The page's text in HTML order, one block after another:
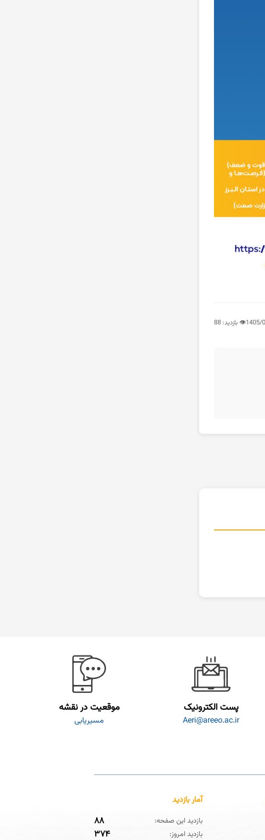
👁️ بازدید: 88
پست الکترونیک
Aeri@areeo.ac.ir
موقعیت در نقشه
مسیریابی
آمار بازدید
بازدید این صفحه: ۸۸
بازدید امروز: ۳۷۴